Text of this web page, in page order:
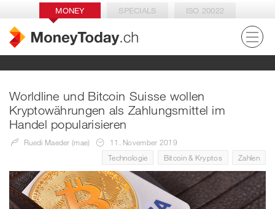
MONEY SPECIALS ISO 20022
Worldline und Bitcoin Suisse wollen
Kryptowährungen als Zahlungsmittel im
Handel popularisieren
Ruedi Maeder (mae)
11. November 2019
Technologie
Bitcoin & Kryptos Zahlen